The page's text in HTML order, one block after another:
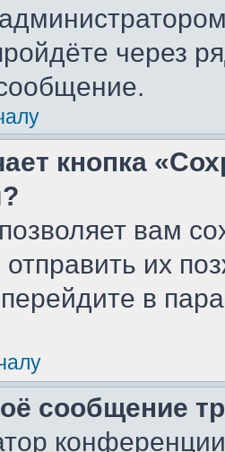
через
кнопка
вам
отправить их
в
сообщение